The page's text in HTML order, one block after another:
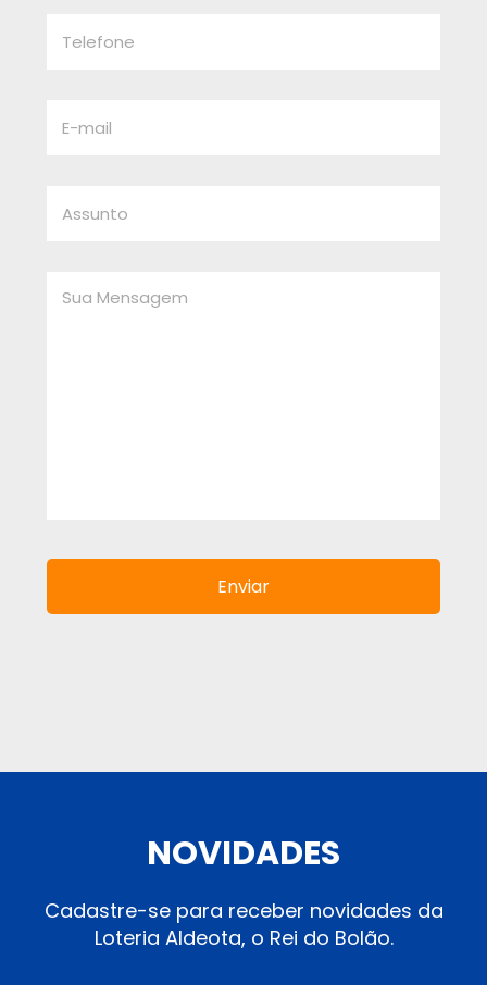
NOVIDADES
Cadastre-se para receber novidades da
Loteria Aldeota, o Rei do Bolão.